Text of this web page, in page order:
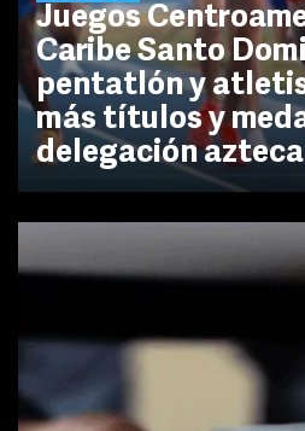
Juegos
Caribe Santo
pentatlón y
más títulos y
delegación azteca